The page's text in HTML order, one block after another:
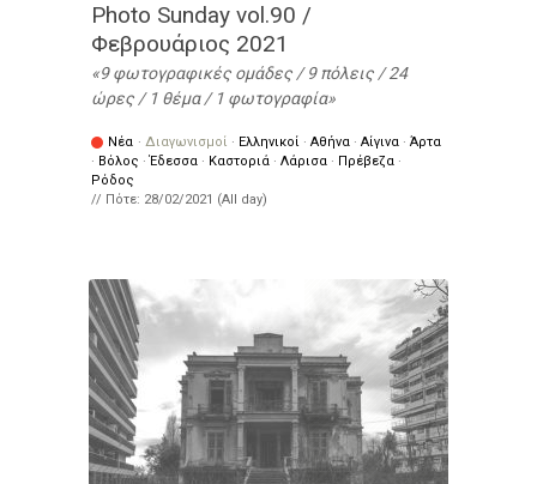
Photo Sunday vol.90 /
Φεβρουάριος 2021
9 φωτογραφικές ομάδες / 9 πόλεις / 24
ώρες / 1 θέμα / 1 φωτογραφία
Νέα · Διαγωνισμοί · Ελληνικοί · Αθήνα · Αίγινα · Άρτα
· Βόλος ·Έδεσσα · Καστοριά · Λάρισα · Πρέβεζα ·
Ρόδος
// Πότε: 28/02/2021 (All day)